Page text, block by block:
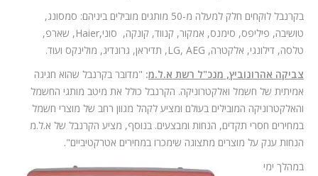
בקרנבל לוקחים חלק למעלה מ-50 מותגים מובילים ביניהם: סמסונג,
טושיבה, פיליפס, סימנס, אמקור, קנווד, קונקה, סוני,Haier, שארפ,
טלסה, דילונגי, אלקטרה, LG, AEG, תדיראן, גרונדיג, מולינקס ועוד.
צביקה אהרונוביץ, מנכ"ל רשת א.ל.מ: "מדובר בקרנבל שהוא חגיגה
אמיתית של חשמל ואלקטרוניקה. הקרנבל כולל את מיטב מותגי החשמל
והאלקטרוניקה המובילים בעולם ומציע לקהל מגוון רחב של מוצרי חשמל
במחירים חסרי תקדים, הנחות ומבצעים. בנוסף, מציע הקרנבל של א.ל.מ
הנחות ענק על מוצרים מתצוגה שימכרו במחירים אטרקטיביים".
במהלך ימי